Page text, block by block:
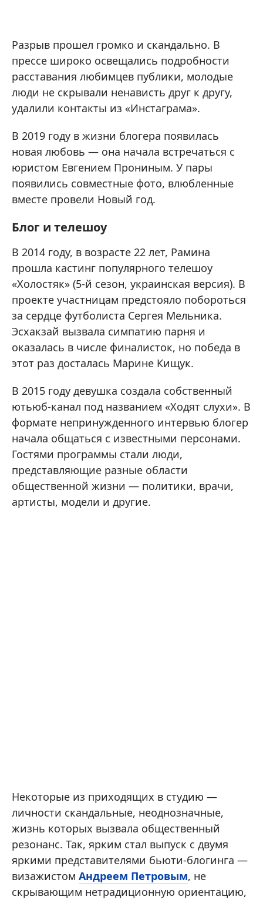
Разрыв прошел громко и скандально. В
прессе широко освещались подробности
расставания любимцев публики, молодые
люди не скрывали ненависть друг к другу,
удалили контакты из «Инстаграма».
В 2019 году в жизни блогера появилась
новая любовь — она начала встречаться с
юристом Евгением Прониным. У пары
появились совместные фото, влюбленные
вместе провели Новый год.
Блог и телешоу
В 2014 году, в возрасте 22 лет, Рамина
прошла кастинг популярного телешоу
«Холостяк» (5-й сезон, украинская версия). В
проекте участницам предстояло побороться
за сердце футболиста Сергея Мельника.
Эсхакзай вызвала симпатию парня и
оказалась в числе финалисток, но победа в
этот раз досталась Марине Кищук.
В 2015 году девушка создала собственный
ютьюб-канал под названием «Ходят слухи». В
формате непринужденного интервью блогер
начала общаться с известными персонами.
Гостями программы стали люди,
представляющие разные области
общественной жизни — политики, врачи,
артисты, модели и другие.
Некоторые из приходящих в студию —
личности скандальные, неоднозначные,
жизнь которых вызвала общественный
резонанс. Так, ярким стал выпуск с двумя
яркими представителями бьюти-блогинга —
визажистом Андреем Петровым, не
скрывающим нетрадиционную ориентацию,